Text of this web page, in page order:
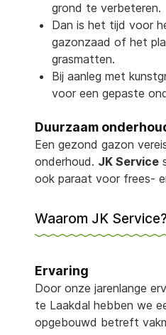
grond te verbeteren.
Dan is het tijd voor
gazonzaad of het
grasmatten.
Bij aanleg met
voor een gepaste
Duurzaam
Een gezond gazon
onderhoud. JK Service
ook paraat voor frees-
Waarom JK Service?
Ervaring
Door onze jarenlange
te Laakdal hebben we
opgebouwd betreft